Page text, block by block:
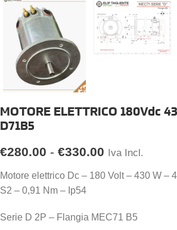
MOTORE ELETTRICO 180Vdc
D71B5
€280.00 - €330.00 Iva Incl.
Motore elettrico Dc – 180 Volt – 430 W –
S2 – 0,91 Nm – Ip54
Serie D 2P – Flangia MEC71 B5